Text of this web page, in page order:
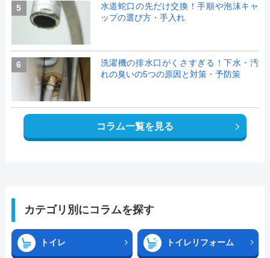
5
水道蛇口の先だけ交換！手順や泡沫キャ
ップの選び方・手入れ
6
洗濯機の排水口がくさすぎる！下水・汚
れの臭いの5つの原因と対策・予防策
コラム一覧を見る
カテゴリ別にコラムを探す
トイレ トイレリフォーム